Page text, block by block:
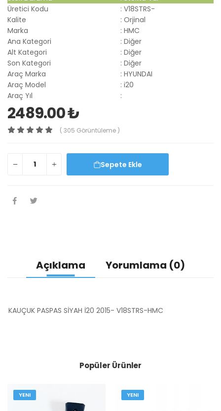
Üretici Kodu
: V18STRS-
Kalite
: Orjinal
Marka
: HMC
Ana Kategori
: Diğer
Alt Kategori
: Diğer
Son Kategori
: Diğer
Araç Marka
: HYUNDAI
Araç Model
: i20
Araç Yıl
:
2489.00 ₺
( 305 Görüntüleme )
Sepete Ekle
Açıklama Yorumlama (0)
KAUÇUK PASPAS SİYAH İ20 2015- V18STRS-HMC
Popüler Ürünler
YENI YENI